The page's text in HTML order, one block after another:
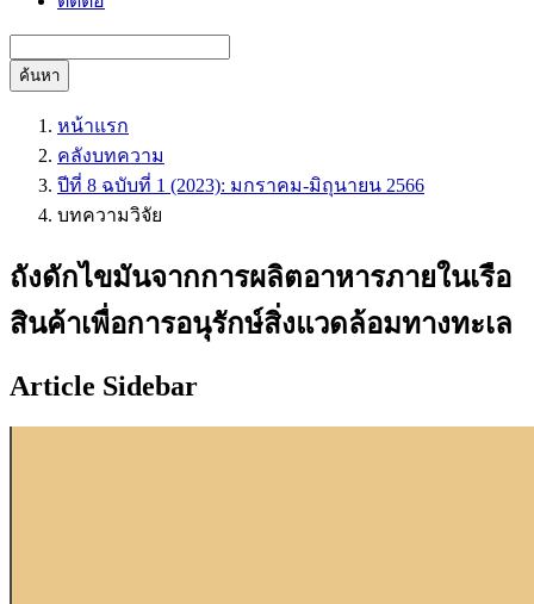
ค้นหา
หน้าแรก
คลังบทความ
ปีที่ 8 ฉบับที่ 1 (2023): มกราคม-มิถุนายน 2566
บทความวิจัย
ถังดักไขมันจากการผลิตอาหารภายในเรือ
สินค้าเพื่อการอนุรักษ์สิ่งแวดล้อมทางทะเล
Article Sidebar